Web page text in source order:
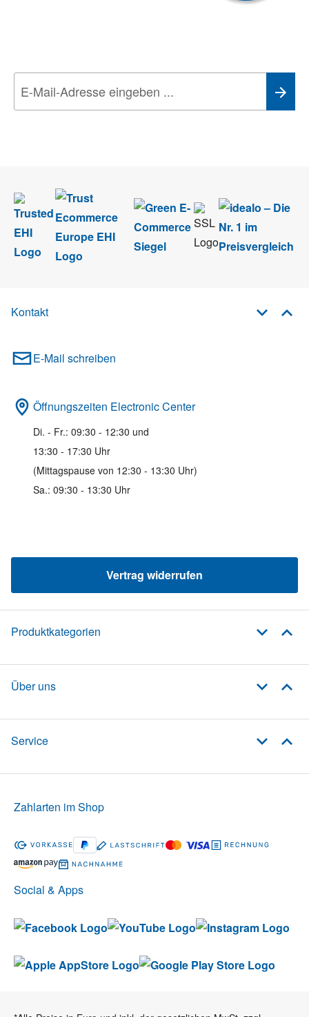
Kontakt
E-Mail schreiben
Öffnungszeiten Electronic Center
Di. - Fr.: 09:30 - 12:30 und
13:30 - 17:30 Uhr
(Mittagspause von 12:30 - 13:30 Uhr)
Sa.: 09:30 - 13:30 Uhr
Vertrag widerrufen
Produktkategorien
Über uns
Service
Social & Apps
Zahlarten im Shop